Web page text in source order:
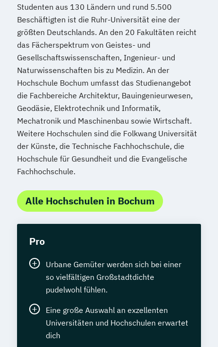
Studenten aus 130 Ländern und rund 5.500
Beschäftigten ist die Ruhr-Universität eine der
größten Deutschlands. An den 20 Fakultäten reicht
das Fächerspektrum von Geistes- und
Gesellschaftswissenschaften, Ingenieur- und
Naturwissenschaften bis zu Medizin. An der
Hochschule Bochum umfasst das Studienangebot
die Fachbereiche Architektur, Bauingenieurwesen,
Geodäsie, Elektrotechnik und Informatik,
Mechatronik und Maschinenbau sowie Wirtschaft.
Weitere Hochschulen sind die Folkwang Universität
der Künste, die Technische Fachhochschule, die
Hochschule für Gesundheit und die Evangelische
Fachhochschule.
Alle Hochschulen in Bochum
Pro
Urbane Gemüter werden sich bei einer
so vielfältigen Großstadtdichte
pudelwohl fühlen.
Eine große Auswahl an exzellenten
Universitäten und Hochschulen erwartet
dich